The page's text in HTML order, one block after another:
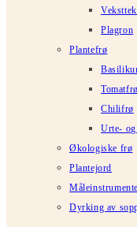
Plagron
Plantefrø
Tomatfrø
Chilifrø
Urte-
Økologiske frø
Plantejord
Dyrking av